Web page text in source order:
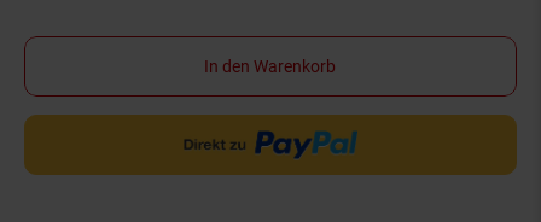
In den Warenkorb